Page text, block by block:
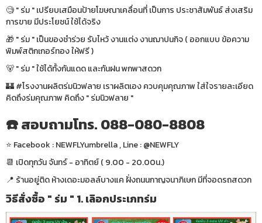
🧐 " ร่ม " เปรียบเสมือนป้ายโฆษณาเคลื่อนที่ เป็นการ ประชาสัมพันธ์ ส่งเสริม
การขาย มีประโยชน์ ใช้ได้จริง
🎁 " ร่ม " เป็นของชำร่วย รับไหว้ งานแต่ง งานฌาปนกิจ ( ออกแบบ ข้อความ
พิมพ์สติกเกอร์ทอง ให้ฟรี )
🐻 " ร่ม " ใช้ได้ทั้งกันแดด และกันฝน พกพาสดวก
🏰 #โรงงานผลิตร่มนิวฟลาย เราผลิตเอง ควบคุมคุณภาพ ใส่ใจรายละเอียด
คิดถึงร่มคุณภาพ คิดถึง " ร่มนิวฟลาย "
☎️ สอบถามโทร. 088-080-8808
⭐️ Facebook : NEWFLYumbrella , Line : @NEWFLY
📆 เปิดทุกวัน จันทร์ - อาทิตย์ ( 9.00 - 20.00น.)
📍 ร้านอยู่ติด ห้างเดอะมอลล์บางแค ฝั่งถนนกาญจนาภิเษก มีที่จอดรถสดวก
วิธีสั่งซื้อ " ร่ม " 1. เลิอกประเภทร่ม